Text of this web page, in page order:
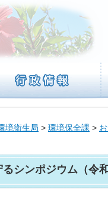
境衛生局 > 環境保全課 >
シンポジウム（令